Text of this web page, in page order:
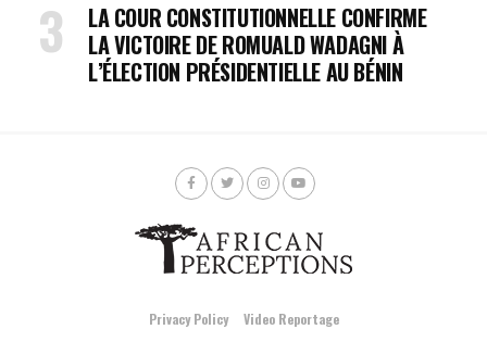
LA COUR CONSTITUTIONNELLE CONFIRME
LA VICTOIRE DE ROMUALD WADAGNI À
L’ÉLECTION PRÉSIDENTIELLE AU BÉNIN
Privacy Policy Video Reportage